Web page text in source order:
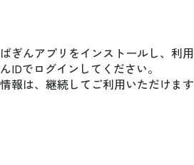
ぎんアプリをインストールし、利
IDでログインしてください。
報は、継続してご利用いただけます